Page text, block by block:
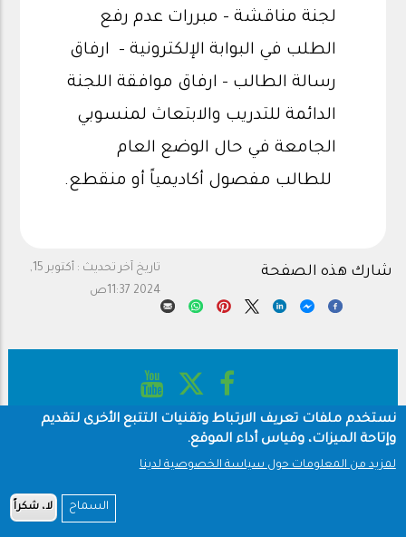
لجنة مناقشة - مبررات عدم رفع
الطلب في البوابة الإلكترونية - ارفاق
رسالة الطالب - ارفاق موافقة اللجنة
الدائمة للتدريب والابتعاث لمنسوبي
الجامعة في حال الوضع العام
للطالب مفصول أكاديمياً أو منقطع.
تاريخ آخر تحديث :
أكتوبر 15,
2024 11:37ص
شارك هذه الصفحة
Footer حقوق النشر
سياسة الخصوصية
شروط الاستخدام
نستخدم ملفات تعريف الارتباط وتقنيات التتبع الأخرى لتقديم
وإتاحة الميزات، وقياس أداء الموقع.
لمزيد من المعلومات حول سياسة الخصوصية لدينا
السماح لا، شكراً